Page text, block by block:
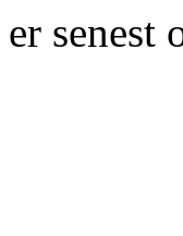
er senest